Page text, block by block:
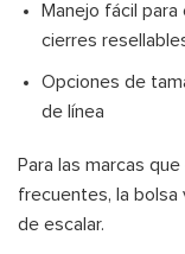
Manejo fácil
cierres
Opciones de
de línea
Para las marcas
frecuentes, la bolsa
de escalar.